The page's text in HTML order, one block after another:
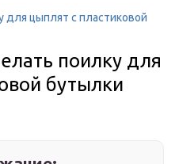
для цыплят с пластиковой
поилку для
бутылки